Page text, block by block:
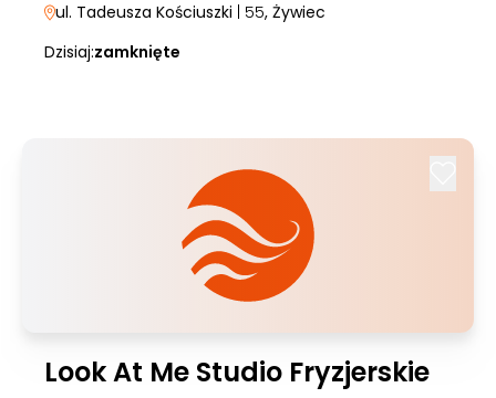
ul. Tadeusza Kościuszki | 55, Żywiec
Dzisiaj:zamknięte
Look At Me Studio Fryzjerskie